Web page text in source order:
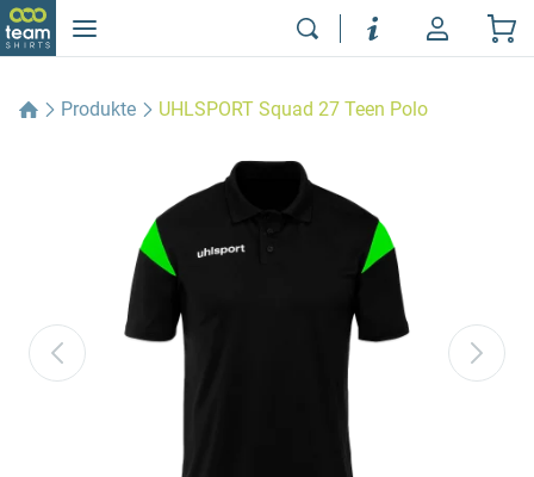
Produkte UHLSPORT Squad 27 Teen Polo